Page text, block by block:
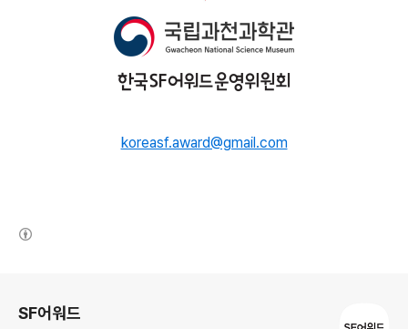
koreasf.award@gmail.com
SF어워드